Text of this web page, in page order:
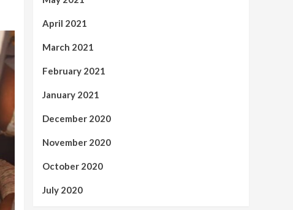
April 2021
March 2021
February 2021
January 2021
December 2020
November 2020
October 2020
July 2020